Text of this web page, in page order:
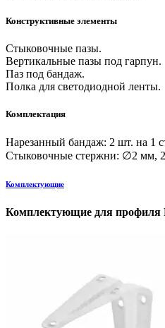
Конструктивные элементы
Стыковочные пазы.
Вертикальные пазы под гарпун.
Паз под бандаж.
Полка для светодиодной ленты.
Комплектация
Нарезанный бандаж: 2 шт. на 1
Стыковочные стержни: ∅2 мм,
Комплектующие
Комплектующие для профиля